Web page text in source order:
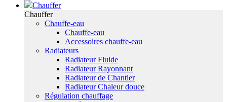
Chauffer
Chauffer
Chauffe-eau
Chauffe-eau
Accessoires chauffe-eau
Radiateurs
Radiateur Fluide
Radiateur Rayonnant
Radiateur de Chantier
Radiateur Chaleur douce
Régulation chauffage